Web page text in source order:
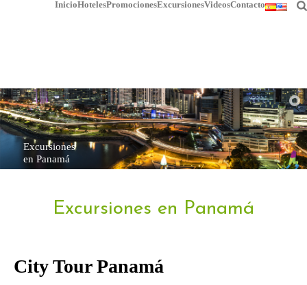
InicioHotelesPromocionesExcursionesVideosContacto
Excursiones
en Panamá
Excursiones en Panamá
City Tour Panamá